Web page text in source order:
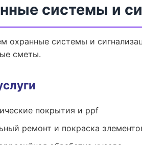
системы и
охранные системы и
сметы.
покрытия и ppf
ремонт и покраска